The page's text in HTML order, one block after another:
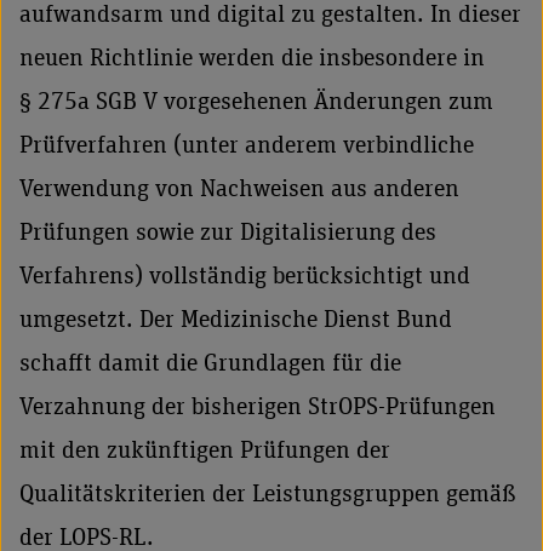
aufwandsarm und digital zu gestalten. In dieser
neuen Richtlinie werden die insbesondere in
§ 275a SGB V vorgesehenen Änderungen zum
Prüfverfahren (unter anderem verbindliche
Verwendung von Nachweisen aus anderen
Prüfungen sowie zur Digitalisierung des
Verfahrens) vollständig berücksichtigt und
umgesetzt. Der Medizinische Dienst Bund
schafft damit die Grundlagen für die
Verzahnung der bisherigen StrOPS-Prüfungen
mit den zukünftigen Prüfungen der
Qualitätskriterien der Leistungsgruppen gemäß
der LOPS-RL.